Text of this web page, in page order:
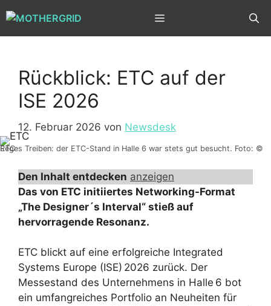
Inhalt
springen
MENÜ
Rückblick: ETC auf der
ISE 2026
12. Februar 2026 von Newsdesk
Reges Treiben: der ETC-Stand in Halle 6 war stets gut besucht. Foto: © ETC
Den Inhalt entdecken anzeigen
Das von ETC initiiertes Networking-Format
„The Designer´s Interval“ stieß auf
hervorragende Resonanz.
ETC blickt auf eine erfolgreiche Integrated
Systems Europe (ISE) 2026 zurück. Der
Messestand des Unternehmens in Halle 6 bot
ein umfangreiches Portfolio an Neuheiten für